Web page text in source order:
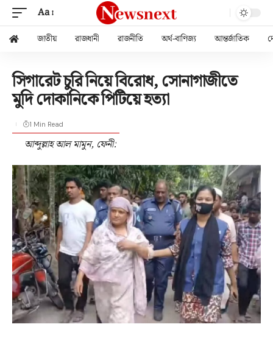
Aa
জাতীয় রাজধানী রাজনীতি অর্থ-বাণিজ্য আন্তর্জাতিক
সিগারেট চুরি নিয়ে বিরোধ, সোনাগাজীতে
মুদি দোকানিকে পিটিয়ে হত্যা
আব্দুল্লাহ আল মামুন, ফেনী:
1 Min Read